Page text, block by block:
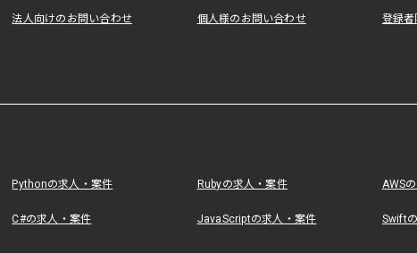
法人向けのお問い合わせ 個人様のお問い合わせ 登録者
Pythonの求人・案件 Rubyの求人・案件 AWS
C#の求人・案件 JavaScriptの求人・案件 Swift